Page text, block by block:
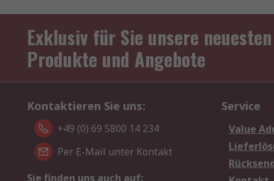
Exklusiv für Sie unsere neuesten
Produkte und Angebote
Kontaktieren Sie uns:
+49 (0) 69 5800 14 234
Per E-Mail unter Kontakt
Sie finden uns auch auf:
Service
Value